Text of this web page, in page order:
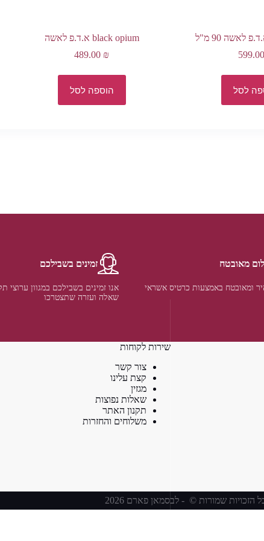
לסל
black opium א.ד.פ לאשה
489.00 ₪
הוספה לסל
מאובטח
ומאובטח באמצעות כרטיס אשראי
זמינים בשבילכם
אנו זמינים בשבילכם במגוון ערוצי
שאלה ועזרה שתצטרכו
שירות לקוחות
צור קשר
קצת עלינו
מגזין
שאלות נפוצות
תקנון האתר
משלוחים והחזרות
הזכויות שמורות © - לבסמאן פארם 2026